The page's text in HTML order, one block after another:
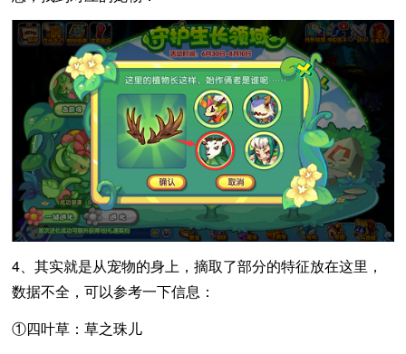
4、其实就是从宠物的身上，摘取了部分的特征放在这里，
数据不全，可以参考一下信息：
①四叶草：草之珠儿